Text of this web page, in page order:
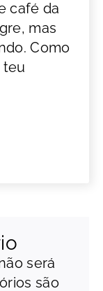
café da
mas
Como
teu
será
são